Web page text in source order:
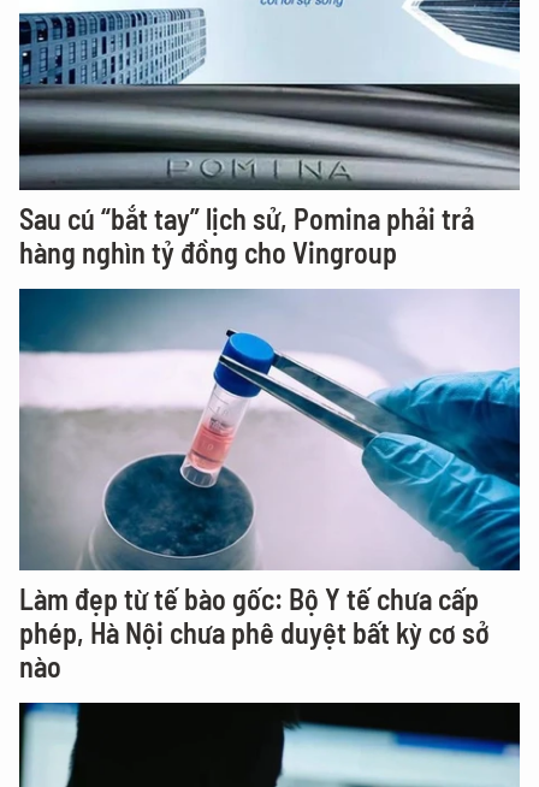
Sau cú “bắt tay” lịch sử, Pomina phải trả
hàng nghìn tỷ đồng cho Vingroup
Làm đẹp từ tế bào gốc: Bộ Y tế chưa cấp
phép, Hà Nội chưa phê duyệt bất kỳ cơ sở
nào